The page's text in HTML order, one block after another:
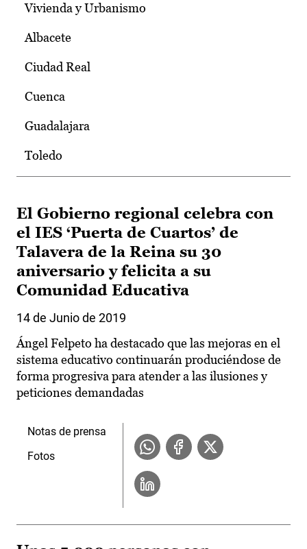
Vivienda y Urbanismo
Albacete
Ciudad Real
Cuenca
Guadalajara
Toledo
El Gobierno regional celebra con
el IES ‘Puerta de Cuartos’ de
Talavera de la Reina su 30
aniversario y felicita a su
Comunidad Educativa
14 de Junio de 2019
Ángel Felpeto ha destacado que las mejoras en el
sistema educativo continuarán produciéndose de
forma progresiva para atender a las ilusiones y
peticiones demandadas
Notas de prensa
Fotos